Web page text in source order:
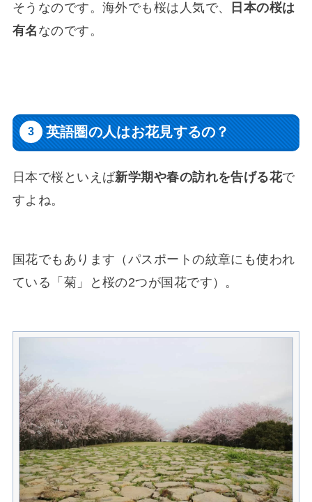
そうなのです。海外でも桜は人気で、
日本の桜は
有名 なのです。
英語圏の人はお花見するの？
日本で桜といえば新学期や春の訪れを告げる花で
すよね。
国花でもあります（パスポートの紋章にも使われ
ている「菊」と桜の2つが国花です）。